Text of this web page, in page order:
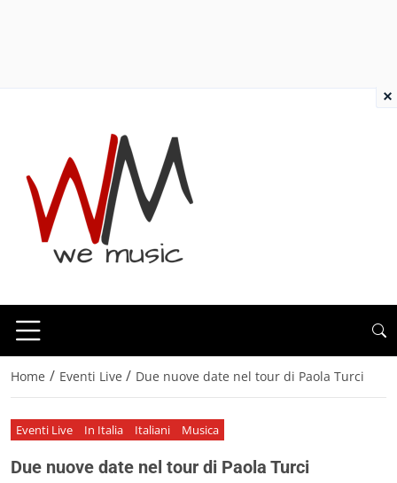
Home / Eventi Live / Due nuove date nel tour di Paola Turci
Eventi Live In Italia Italiani Musica
Due nuove date nel tour di Paola Turci
×